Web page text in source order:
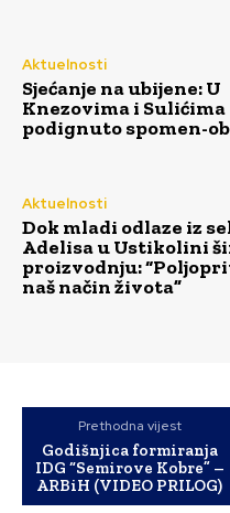
Aktuelnosti
Sjećanje na ubijene: U
Knezovima i Sulićima
podignuto spomen-
Aktuelnosti
Dok mladi odlaze iz
Adelisa u Ustikolini
proizvodnju:
naš način života”
Prethodna vijest
Godišnjica formiranja
IDG “Semirove Kobre” –
ARBiH (VIDEO PRILOG)